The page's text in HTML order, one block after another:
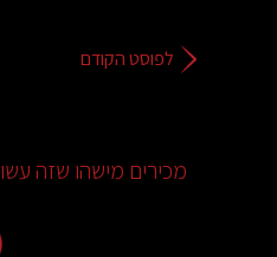
לפוסט הקודם
מכירים מישהו שזה